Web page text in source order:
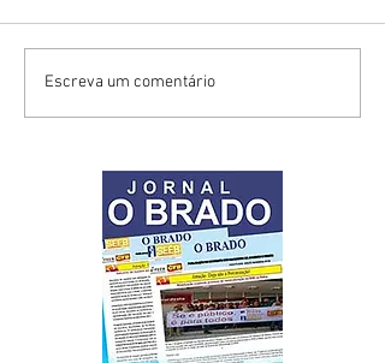
Escreva um comentário